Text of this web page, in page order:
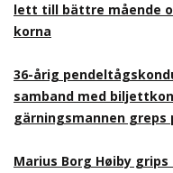
lett till bättre mående
korna
36-årig
samband med
gärningsmannen greps
Marius Borg Høiby